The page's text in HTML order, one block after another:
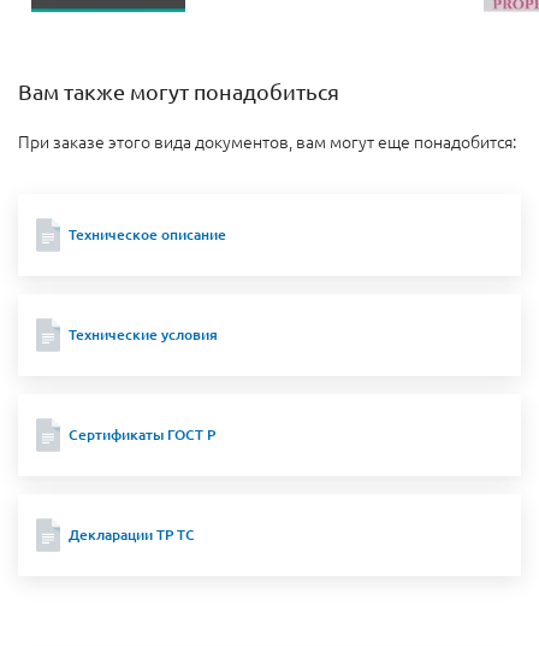
Вам также могут понадобиться
При заказе этого вида документов, вам могут еще понадобится:
Техническое описание
Технические условия
Сертификаты ГОСТ Р
Декларации ТР ТС